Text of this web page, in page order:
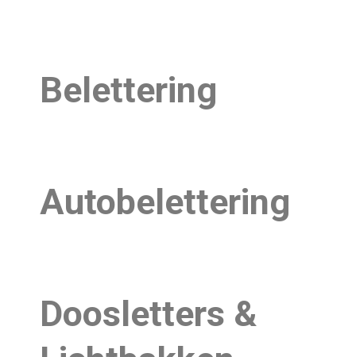
Belettering
Autobelettering
Doosletters &